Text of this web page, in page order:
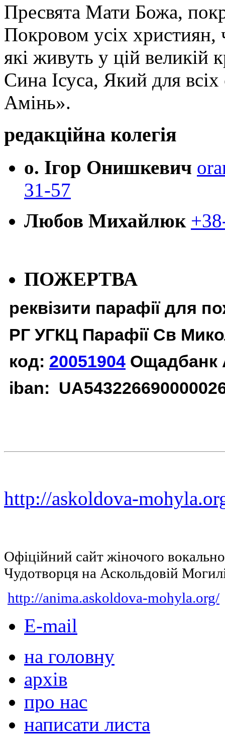
Пресвята Мати Божа,
Покровом усіх християн,
які живуть у цій великій
Сина Ісуса, Який для
Амінь».
редакційна колегія
о. Ігор Онишкевич
31-57
Любов Михайлюк
ПОЖЕРТВА
реквізити парафії для
РГ УГКЦ Парафії Св
код: 20051904 Ощадбанк
iban:
http://askoldova-
Офіційний сайт жіночого
Чудотворця на Аскольдовій
http://anima.askoldova-mohyla.org/
E-mail
на головну
архів
про нас
написати листа